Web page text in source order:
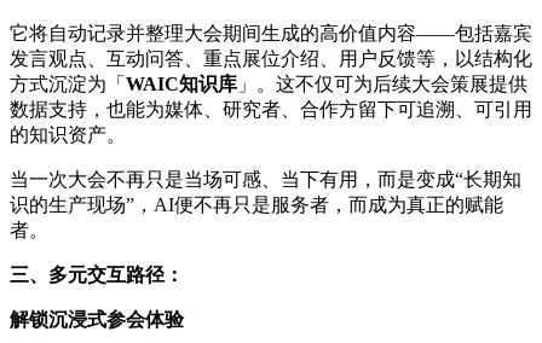
它将自动记录并整理大会期间生成的高价值内容——包括嘉宾
发言观点、互动问答、重点展位介绍、用户反馈等，以结构化
方式沉淀为「 WAIC知识库 」。这不仅可为后续大会策展提供
数据支持，也能为媒体、研究者、合作方留下可追溯、可引用
的知识资产。
当一次大会不再只是当场可感、当下有用，而是变成“长期知
识的生产现场”，AI便不再只是服务者，而成为真正的赋能
者。
三、多元交互路径：
解锁沉浸式参会体验